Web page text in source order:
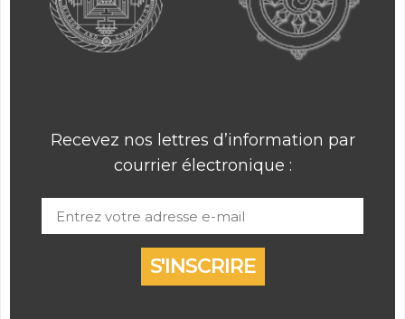
Recevez nos lettres d’information par
courrier électronique :
S'INSCRIRE